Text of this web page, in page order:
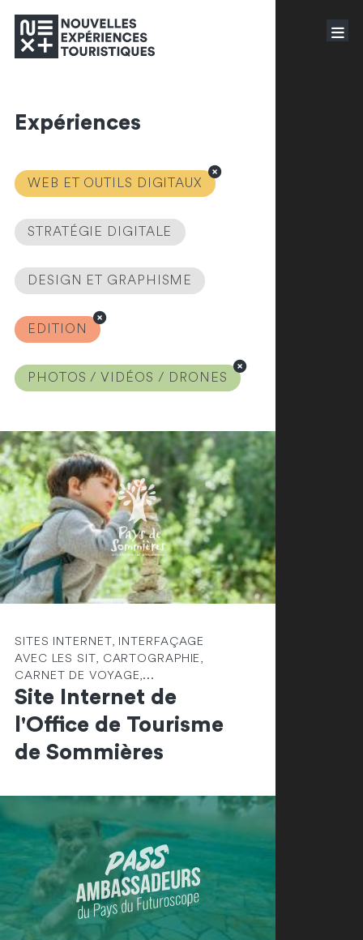
Expériences
WEB ET OUTILS DIGITAUX
STRATÉGIE DIGITALE
DESIGN ET GRAPHISME
EDITION
PHOTOS / VIDÉOS / DRONES
SITES INTERNET, INTERFAÇAGE
AVEC LES SIT, CARTOGRAPHIE,
CARNET DE VOYAGE,...
Site Internet de
l'Office de Tourisme
de Sommières